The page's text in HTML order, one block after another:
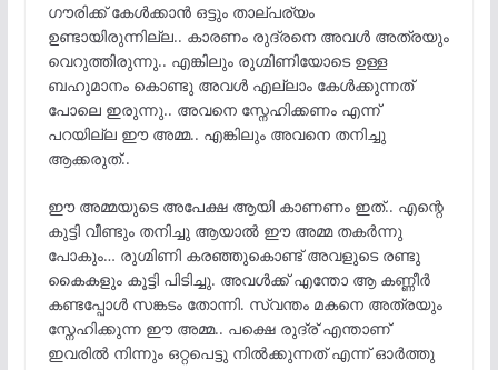
ഗൗരിക്ക് കേൾക്കാൻ ഒട്ടും താല്പര്യം
ഉണ്ടായിരുന്നില്ല.. കാരണം രുദ്രനെ അവൾ അത്രയും
വെറുത്തിരുന്നു.. എങ്കിലും രുഗ്മിണിയോടെ ഉള്ള
ബഹുമാനം കൊണ്ടു അവൾ എല്ലാം കേൾക്കുന്നത്
പോലെ ഇരുന്നു.. അവനെ സ്നേഹിക്കണം എന്ന്
പറയില്ല ഈ അമ്മ.. എങ്കിലും അവനെ തനിച്ചു
ആക്കരുത്..
ഈ അമ്മയുടെ അപേക്ഷ ആയി കാണണം ഇത്.. എന്റെ
കുട്ടി വീണ്ടും തനിച്ചു ആയാൽ ഈ അമ്മ തകർന്നു
പോകും… രുഗ്മിണി കരഞ്ഞുകൊണ്ട് അവളുടെ രണ്ടു
കൈകളും കൂട്ടി പിടിച്ചു. അവൾക്ക് എന്തോ ആ കണ്ണീർ
കണ്ടപ്പോൾ സങ്കടം തോന്നി. സ്വന്തം മകനെ അത്രയും
സ്നേഹിക്കുന്ന ഈ അമ്മ.. പക്ഷെ രുദ്ര് എന്താണ്
ഇവരിൽ നിന്നും ഒറ്റപെട്ടു നിൽക്കുന്നത് എന്ന് ഓർത്തു